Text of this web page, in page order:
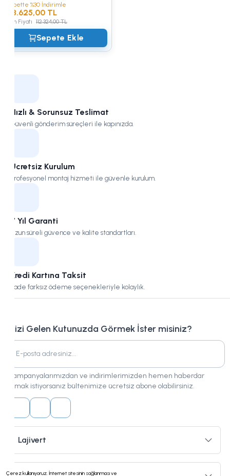
Çerez kullanıyoruz. İnternet sitesinin sağlanması ve
Sepette %30 İndirimle
78.625,00 TL
Ürün Fiyatı 112.324,00 TL
Sepete Ekle
Hızlı & Sorunsuz Teslimat
Güvenli gönderim süreçleri ile kapınızda.
Ücretsiz Kurulum
Profesyonel montaj hizmeti ile güvenle kurulum.
7 Yıl Garanti
Uzun süreli güvence ve kalite standartları.
Kredi Kartına Taksit
Vade farksız ödeme seçenekleriyle kolaylık.
Lajivert
Bizi Gelen Kutunuzda Görmek İster misiniz?
Kampanyalarımızdan ve indirimlerimizden hemen haberdar
olmak istiyorsanız bültenimize ücretsiz abone olabilirsiniz.